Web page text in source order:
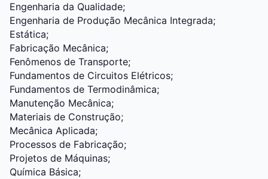
Engenharia da Qualidade;
Engenharia de Produção Mecânica Integrada;
Estática;
Fabricação Mecânica;
Fenômenos de Transporte;
Fundamentos de Circuitos Elétricos;
Fundamentos de Termodinâmica;
Manutenção Mecânica;
Materiais de Construção;
Mecânica Aplicada;
Processos de Fabricação;
Projetos de Máquinas;
Química Básica;